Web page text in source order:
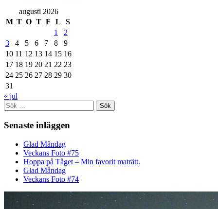
augusti 2026
M T O T F L
S
1
2
3
4 5 6 7 8
9
10 11 12 13 14 15 16
17 18 19 20 21 22 23
24 25 26 27 28 29 30
31
« jul
Sök
efter:
Senaste inläggen
Glad Måndag
Veckans Foto #75
Hoppa på Tåget – Min favorit maträtt.
Glad Måndag
Veckans Foto #74